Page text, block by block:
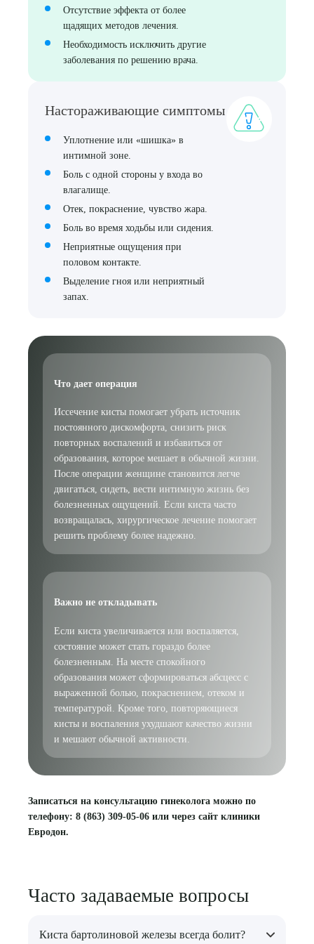
Отсутствие эффекта от более
щадящих методов лечения.
Необходимость исключить другие
заболевания по решению врача.
Настораживающие симптомы
Уплотнение или «шишка» в
интимной зоне.
Боль с одной стороны у входа во
влагалище.
Отек, покраснение, чувство жара.
Боль во время ходьбы или сидения.
Неприятные ощущения при
половом контакте.
Выделение гноя или неприятный
запах.
Что дает операция
Иссечение кисты помогает убрать источник
постоянного дискомфорта, снизить риск
повторных воспалений и избавиться от
образования, которое мешает в обычной жизни.
После операции женщине становится легче
двигаться, сидеть, вести интимную жизнь без
болезненных ощущений. Если киста часто
возвращалась, хирургическое лечение помогает
решить проблему более надежно.
Важно не откладывать
Если киста увеличивается или воспаляется,
состояние может стать гораздо более
болезненным. На месте спокойного
образования может сформироваться абсцесс с
выраженной болью, покраснением, отеком и
температурой. Кроме того, повторяющиеся
кисты и воспаления ухудшают качество жизни
и мешают обычной активности.
Записаться на консультацию гинеколога можно по
телефону: 8 (863) 309-05-06 или через сайт клиники
Евродон.
Часто задаваемые вопросы
Киста бартолиновой железы всегда болит?
ОТПРАВИТЬ
Я даю согласие на
Выберите сопутствующую услугу